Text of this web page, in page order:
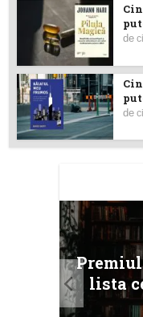
de
de
Premiul
lista